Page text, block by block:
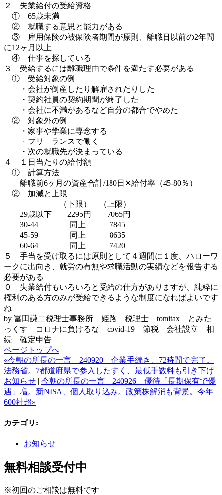
２ 失業給付の受給資格
① 65歳未満
② 就職する意思と能力がある
③ 雇用保険の被保険者期間が原則、離職日以前の2年間
に12ヶ月以上
④ 仕事を探している
３ 受給するには離職理由で条件を満たす必要がある
① 受給対象の例
・会社が倒産したり解雇されたりした
・契約社員の契約期間が終了した
・会社に不満があるなど自分の都合でやめた
② 対象外の例
・家事や学業に専念する
・フリーランスで働く
・次の就職先が決まっている
４ １日当たりの給付額
① 計算方法
離職前6ヶ月の資産合計/180日✕給付率（45-80％）
② 加減と上限
（下限） （上限）
29歳以下 2295円 7065円
30-44 同上 7845
45-59 同上 8635
60-64 同上 7420
５ 手当を受け取るには原則として４週間に１度、ハローワ
ークに出向き、就労の有無や求職活動の実績などを報告する
必要がある
０ 失業給付もいろいろと受給の仕方がありますが、純粋に
権利のある方のみが受給できるような制度になればよいです
ね
by 冨田謙二税理士事務所 姫路 税理士 tomitax とみた
っくす コロナに負けるな covid-19 節税 会社設立 相
続 確定申告
ページトップへ
«今朝の所長の一言 240920 企業手続き、72時間で完了。
法務省。7都道府県で参入したすく、最低手数料も引き下げ |
お知らせ | 今朝の所長の一言 240926 優待「長期保有で優
遇」増。新NISA、個人取り込み。政策株解消も背景。今年
600社超»
カテゴリ :
お知らせ
無料相談受付中
※初回のご相談は無料です